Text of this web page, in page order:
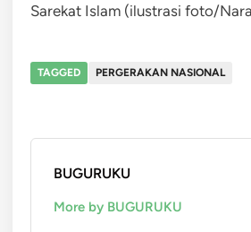
Sarekat Islam (ilustrasi foto/
TAGGED PERGERAKAN NASIONAL
BUGURUKU
More by BUGURUKU